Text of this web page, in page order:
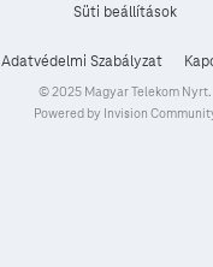
Süti beállítások
Adatvédelmi Szabályzat
© 2025 Magyar Telekom Nyrt.
Powered by Invision